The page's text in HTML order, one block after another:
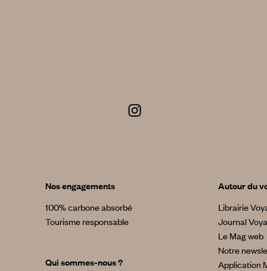
Nos engagements
100% carbone absorbé
Tourisme responsable
Qui sommes-nous ?
Autour du
Librairie
Journal
Le Mag web
Notre
Application